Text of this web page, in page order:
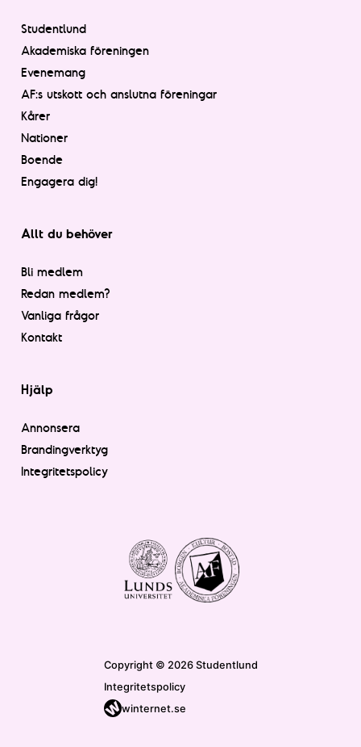
Studentlund
Akademiska föreningen
Evenemang
AF:s utskott och anslutna föreningar
Kårer
Nationer
Boende
Engagera dig!
Allt du behöver
Bli medlem
Redan medlem?
Vanliga frågor
Kontakt
Hjälp
Annonsera
Brandingverktyg
Integritetspolicy
Copyright © 2026 Studentlund
Integritetspolicy
winternet.se